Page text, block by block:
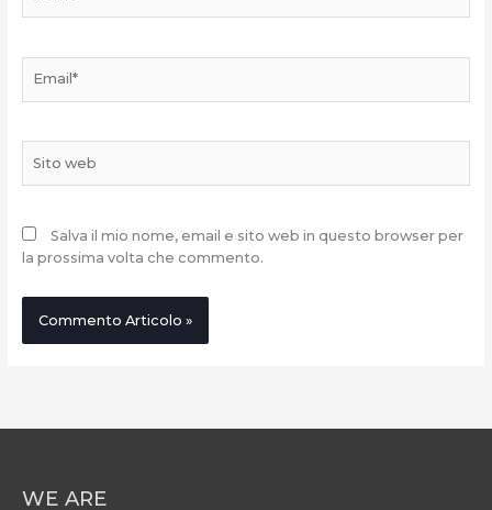
web
Salva il mio nome, email e sito web in questo browser per
la prossima volta che commento.
WE ARE